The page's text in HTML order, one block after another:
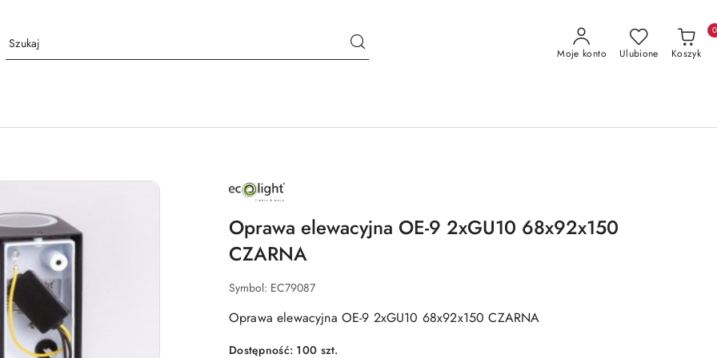
Moje konto Ulubione Koszyk
0
NAZWA
PRODUCENTA:
LIGHT
Oprawa elewacyjna OE-9 2xGU10 68x92x150
CZARNA
Symbol: EC79087
Oprawa elewacyjna OE-9 2xGU10 68x92x150 CZARNA
Dostępność: 100 szt.